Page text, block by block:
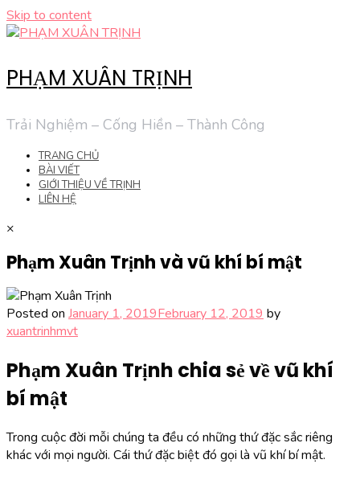
Skip to content
PHẠM XUÂN TRỊNH
Trải Nghiệm – Cống Hiền – Thành Công
TRANG CHỦ
BÀI VIẾT
GIỚI THIỆU VỀ TRỊNH
LIÊN HỆ
×
Phạm Xuân Trịnh và vũ khí bí mật
Posted on January 1, 2019February 12, 2019by
xuantrinhmvt
Phạm Xuân Trịnh chia sẻ về vũ khí
bí mật
Trong cuộc đời mỗi chúng ta đều có những thứ đặc sắc riêng
khác với mọi người. Cái thứ đặc biệt đó gọi là vũ khí bí mật.